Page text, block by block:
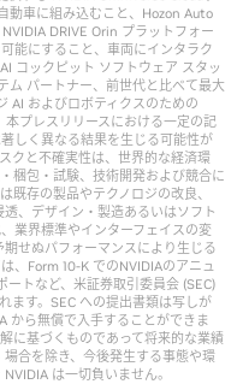
動車に組み込むこと、Hozon Auto
DRIVE Orin プラットフォー
能にすること、車両にインタラク
コックピット ソフトウェア スタッ
ム パートナー、前世代と比べて最大
AI およびロボティクスのための
プレスリリースにおける一定の記
しく異なる結果を生じる可能性が
クと不確実性は、世界的な経済環
梱包・試験、技術開発および競合に
既存の製品やテクノロジの改良、
、デザイン・製造あるいはソフト
業界標準やインターフェイスの変
せぬパフォーマンスにより生じる
、Form 10-K でのNVIDIAのアニュ
トなど、米証券取引委員会 (SEC)
ます。SEC への提出書類は写しが
から無償で入手することができま
に基づくものであって将来的な業績
合を除き、今後発生する事態や環
は一切負いません。